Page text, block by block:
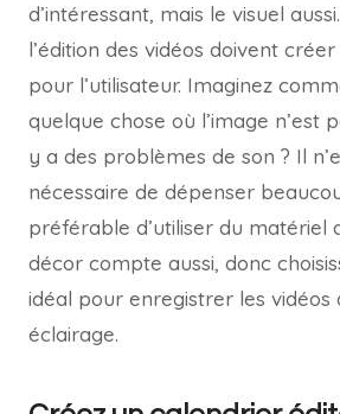
d’intéressant, mais le visuel
l’édition des vidéos doivent
pour l’utilisateur. Imaginez
quelque chose où l’image n’est
y a des problèmes de son ? Il
nécessaire de dépenser
préférable d’utiliser du matériel
décor compte aussi, donc
idéal pour enregistrer les vidéos
éclairage.